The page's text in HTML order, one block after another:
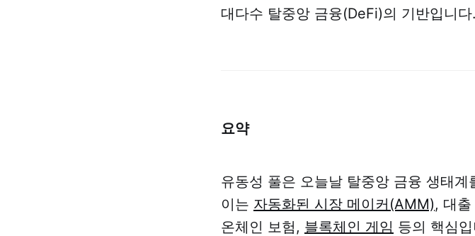
대다수 탈중앙 금융(DeFi)의 기반입니다.
요약
유동성 풀은 오늘날 탈중앙 금융 생태
이는 자동화된 시장 메이커(AMM), 대
온체인 보험, 블록체인 게임 등의 핵심